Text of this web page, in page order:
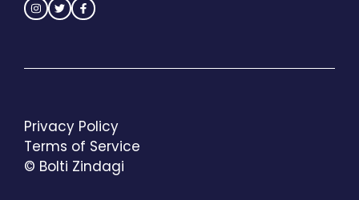
© Bolti Zindagi
Privacy Policy
Terms of Service